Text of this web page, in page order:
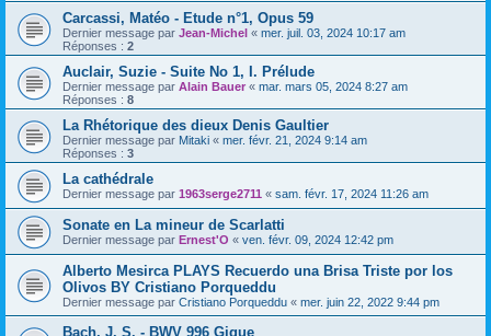
Carcassi, Matéo - Etude n°1, Opus 59
Dernier message par Jean-Michel « mer. juil. 03, 2024 10:17 am
Réponses : 2
Auclair, Suzie - Suite No 1, I. Prélude
Dernier message par Alain Bauer « mar. mars 05, 2024 8:27 am
Réponses : 8
La Rhétorique des dieux Denis Gaultier
Dernier message par Mitaki « mer. févr. 21, 2024 9:14 am
Réponses : 3
La cathédrale
Dernier message par 1963serge2711 « sam. févr. 17, 2024 11:26 am
Sonate en La mineur de Scarlatti
Dernier message par Ernest'O « ven. févr. 09, 2024 12:42 pm
Alberto Mesirca PLAYS Recuerdo una Brisa Triste por los
Olivos BY Cristiano Porqueddu
Dernier message par Cristiano Porqueddu « mer. juin 22, 2022 9:44 pm
Bach, J. S. - BWV 996 Gigue